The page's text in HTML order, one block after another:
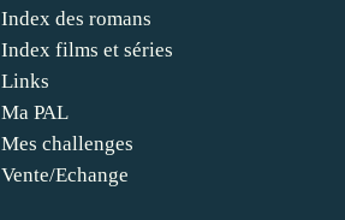
Index des romans
Index films et séries
Links
Ma PAL
Mes challenges
Vente/Echange